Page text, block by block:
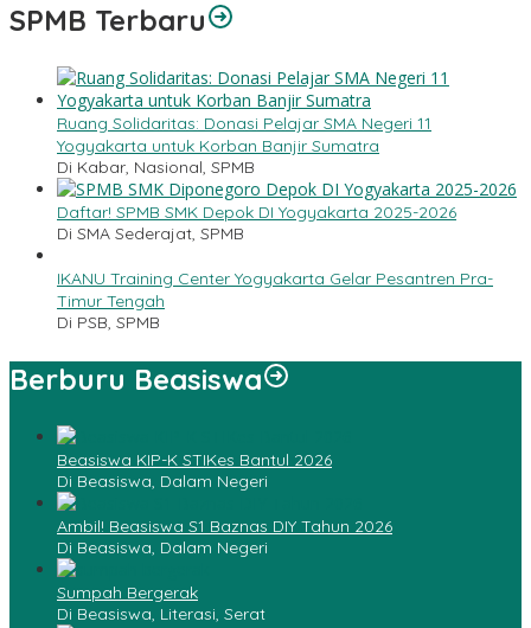
SPMB Terbaru
Ruang Solidaritas: Donasi Pelajar SMA Negeri 11
Yogyakarta untuk Korban Banjir Sumatra
Di Kabar, Nasional, SPMB
Daftar! SPMB SMK Depok DI Yogyakarta 2025-2026
Di SMA Sederajat, SPMB
IKANU Training Center Yogyakarta Gelar Pesantren Pra-
Timur Tengah
Di PSB, SPMB
Berburu Beasiswa
Beasiswa KIP-K STIKes Bantul 2026
Di Beasiswa, Dalam Negeri
Ambil! Beasiswa S1 Baznas DIY Tahun 2026
Di Beasiswa, Dalam Negeri
Sumpah Bergerak
Di Beasiswa, Literasi, Serat